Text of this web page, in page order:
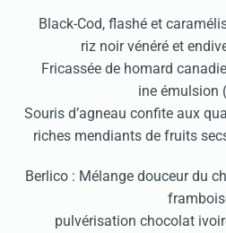
Black-Cod, flashé et
riz noir vénéré et
Fricassée de homard
ine émulsion
Souris d’agneau confite aux
riches mendiants de fruits
Berlico : Mélange douceur du
pulvérisation chocolat